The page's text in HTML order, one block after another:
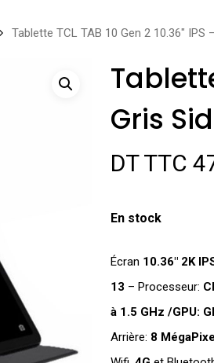
Tablette TCL TAB 10 Gen 2 10.36″ IPS
Gris
DT TTC
En stock
Écran 10.36″ 2K
13 – Processeur:
à 1.5 GHz /GPU:
Arrière: 8